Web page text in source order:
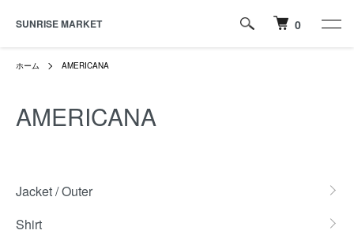
SUNRISE MARKET 0
ホーム AMERICANA
AMERICANA
Jacket / Outer
Shirt